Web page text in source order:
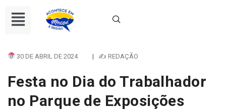
30 DE ABRIL DE 2024 | ✍ REDAÇÃO
Festa no Dia do Trabalhador
no Parque de Exposições